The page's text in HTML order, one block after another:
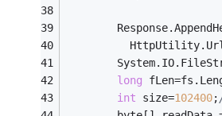
long
int size=102400;